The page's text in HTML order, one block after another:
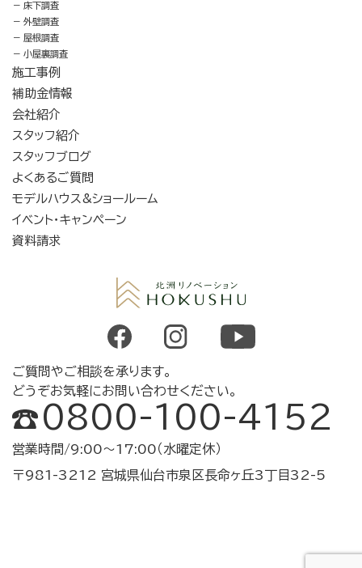
床下調査
外壁調査
屋根調査
小屋裏調査
施工事例
補助金情報
会社紹介
スタッフ紹介
スタッフブログ
よくあるご質問
モデルハウス&ショールーム
イベント・キャンペーン
資料請求
ご質問やご相談を承ります。
どうぞお気軽にお問い合わせください。
0800-100-4152
営業時間/9:00～17:00（水曜定休）
〒981-3212 宮城県仙台市泉区長命ヶ丘3丁目32-5